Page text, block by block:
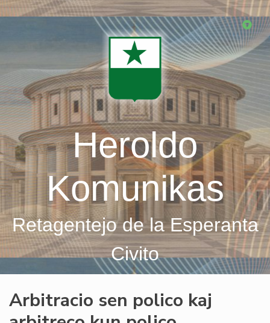
Skip
Heroldo
Komunikas
Retagentejo de la Esperanta
Civito
Arbitracio sen polico kaj